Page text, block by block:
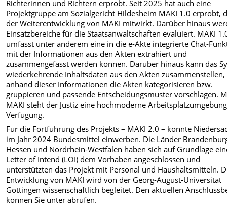
Richterinnen und Richtern erprobt. Seit 2025 hat auch eine
Projektgruppe am Sozialgericht Hildesheim MAKI 1.0 erprobt,
der Weiterentwicklung von MAKI mitwirkt. Darüber hinaus
Einsatzbereiche für die Staatsanwaltschaften evaluiert. MAKI
umfasst unter anderem eine in die e-Akte integrierte Chat-
mit der Informationen aus den Akten extrahiert und
zusammengefasst werden können. Darüber hinaus kann das
wiederkehrende Inhaltsdaten aus den Akten zusammenstellen,
anhand dieser Informationen die Akten kategorisieren bzw.
gruppieren und passende Entscheidungsmuster vorschlagen.
MAKI steht der Justiz eine hochmoderne
Verfügung.
Für die Fortführung des Projekts – MAKI 2.0 – konnte
im Jahr 2024 Bundesmittel einwerben. Die Länder
Hessen und Nordrhein-Westfalen haben sich auf Grundlage
Letter of Intend (LOI) dem Vorhaben angeschlossen und
unterstützten das Projekt mit Personal und Haushaltsmitteln.
Entwicklung von MAKI wird von der Georg-August-Universität
Göttingen wissenschaftlich begleitet. Den aktuellen
können Sie unterabrufen.